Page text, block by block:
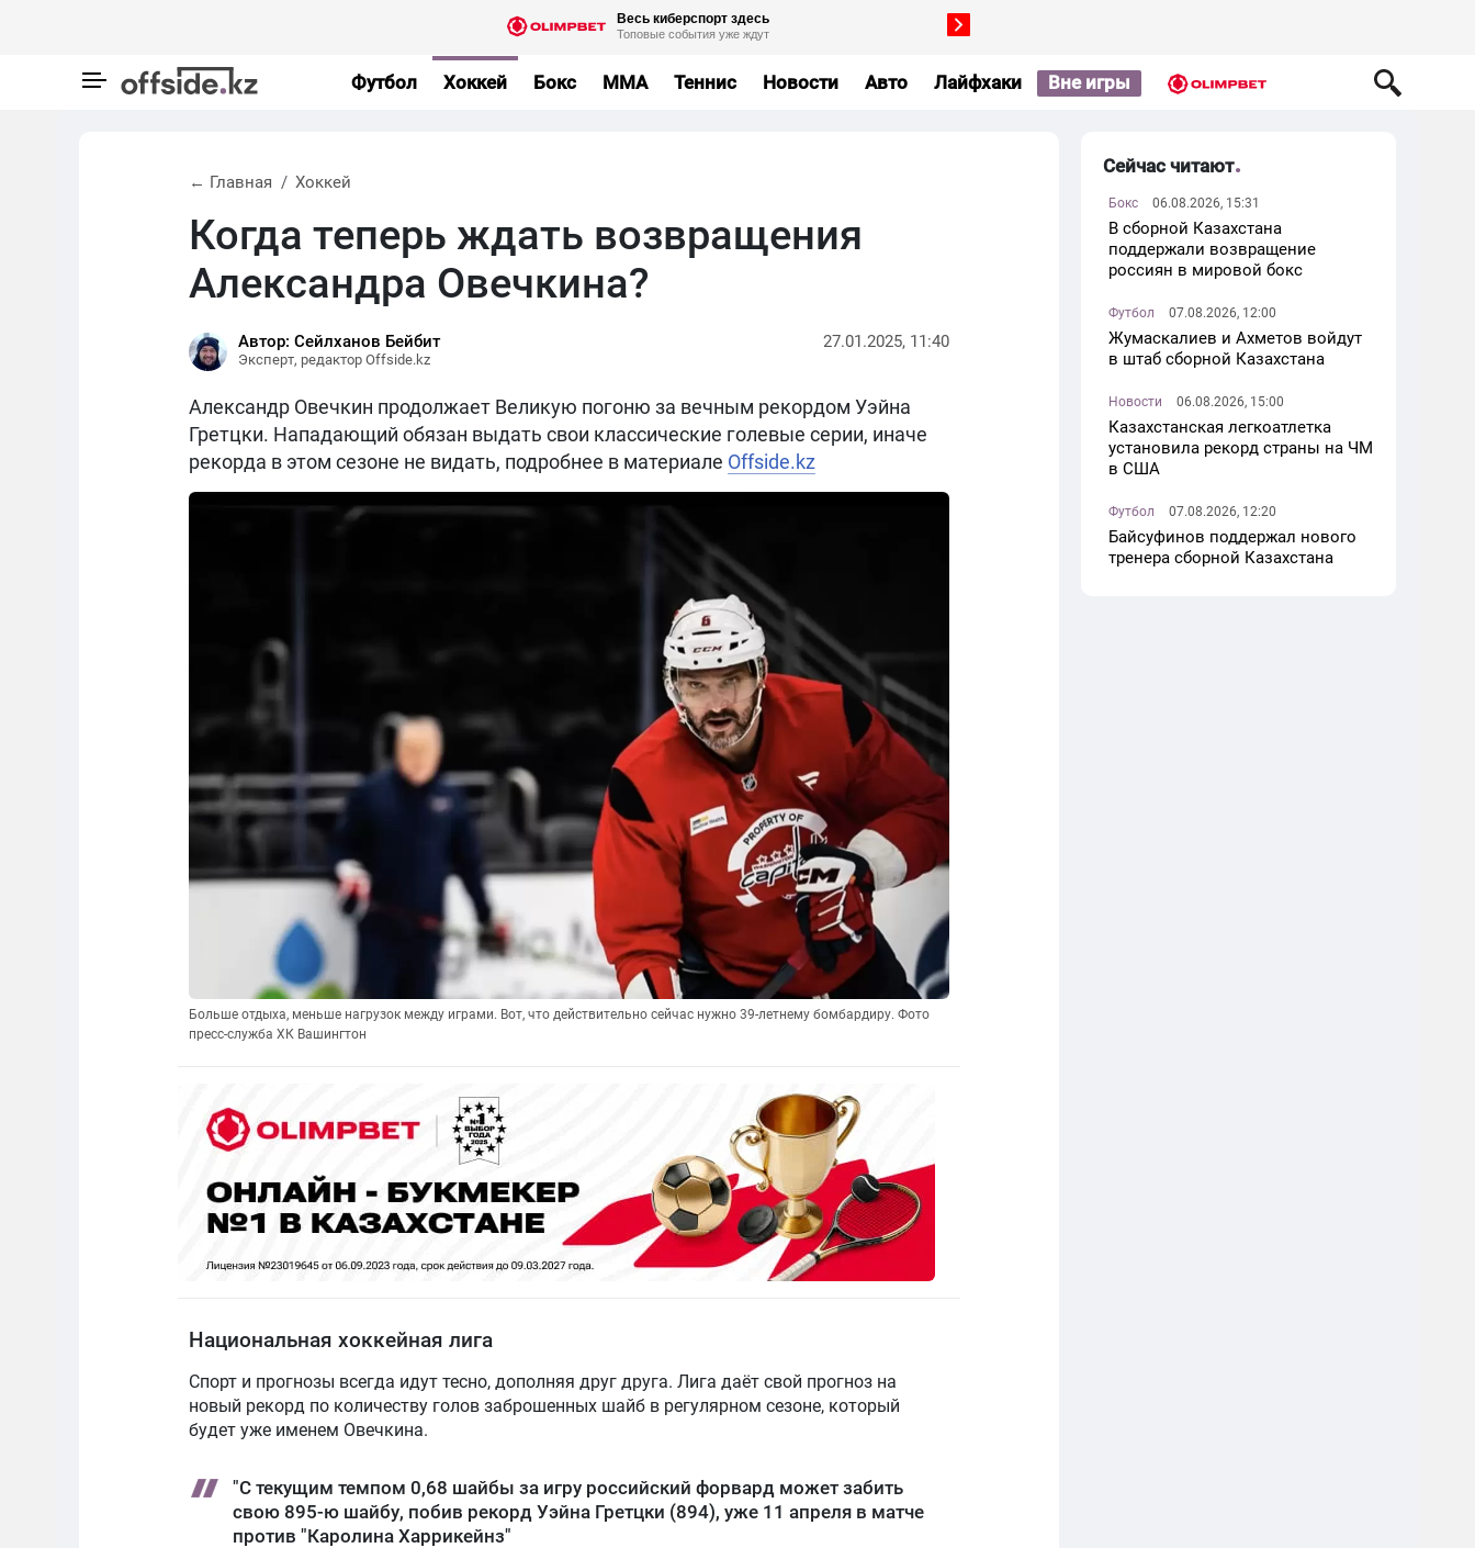
Футбол Хоккей Бокс MMA Теннис Новости Авто Лайфхаки Вне игры
← Главная Хоккей
Когда теперь ждать возвращения
Александра Овечкина?
Автор: Сейлханов Бейбит
Эксперт, редактор Offside.kz
27.01.2025, 11:40
Александр Овечкин продолжает Великую погоню за вечным рекордом Уэйна
Гретцки. Нападающий обязан выдать свои классические голевые серии, иначе
рекорда в этом сезоне не видать, подробнее в материале Offside.kz
Больше отдыха, меньше нагрузок между играми. Вот, что действительно сейчас нужно 39-летнему бомбардиру. Фото
пресс-служба ХК Вашингтон
Национальная хоккейная лига
Спорт и прогнозы всегда идут тесно, дополняя друг друга. Лига даёт свой прогноз на
новый рекорд по количеству голов заброшенных шайб в регулярном сезоне, который
будет уже именем Овечкина.
"С текущим темпом 0,68 шайбы за игру российский форвард может забить
свою 895-ю шайбу, побив рекорд Уэйна Гретцки (894), уже 11 апреля в матче
против "Каролина Харрикейнз"
Сейчас читают
Бокс 06.08.2026, 15:31
В сборной Казахстана
поддержали возвращение
россиян в мировой бокс
Футбол 07.08.2026, 12:00
Жумаскалиев и Ахметов войдут
в штаб сборной Казахстана
Новости 06.08.2026, 15:00
Казахстанская легкоатлетка
установила рекорд страны на ЧМ
в США
Футбол 07.08.2026, 12:20
Байсуфинов поддержал нового
тренера сборной Казахстана